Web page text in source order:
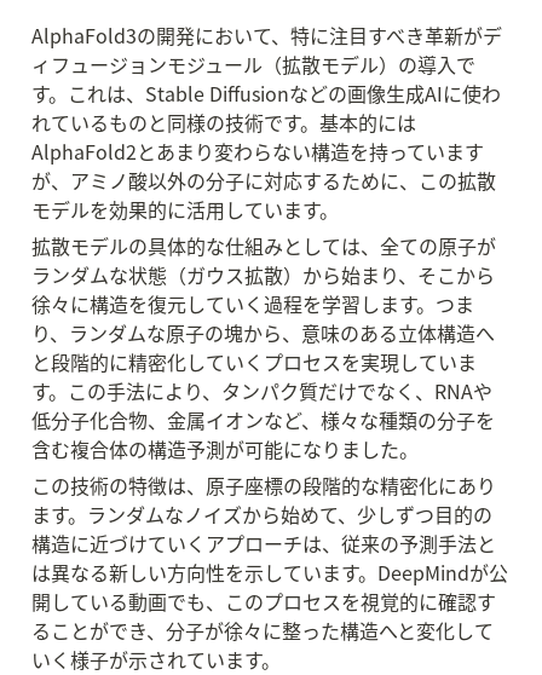
AlphaFold3の開発において、特に注目すべき革新がデ
ィフュージョンモジュール（拡散モデル）の導入で
す。これは、Stable Diffusionなどの画像生成AIに使わ
れているものと同様の技術です。基本的には
AlphaFold2とあまり変わらない構造を持っています
が、アミノ酸以外の分子に対応するために、この拡散
モデルを効果的に活用しています。
拡散モデルの具体的な仕組みとしては、全ての原子が
ランダムな状態（ガウス拡散）から始まり、そこから
徐々に構造を復元していく過程を学習します。つま
り、ランダムな原子の塊から、意味のある立体構造へ
と段階的に精密化していくプロセスを実現していま
す。この手法により、タンパク質だけでなく、RNAや
低分子化合物、金属イオンなど、様々な種類の分子を
含む複合体の構造予測が可能になりました。
この技術の特徴は、原子座標の段階的な精密化にあり
ます。ランダムなノイズから始めて、少しずつ目的の
構造に近づけていくアプローチは、従来の予測手法と
は異なる新しい方向性を示しています。DeepMindが公
開している動画でも、このプロセスを視覚的に確認す
ることができ、分子が徐々に整った構造へと変化して
いく様子が示されています。